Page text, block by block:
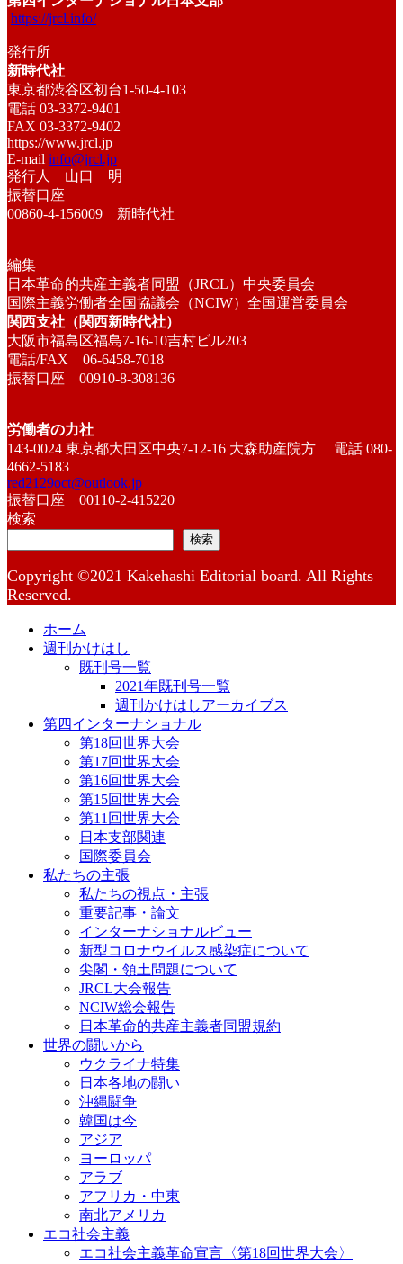
https://jrcl.info/
発行所
新時代社
東京都渋谷区初台1-50-4-103
電話 03-3372-9401
FAX 03-3372-9402
https://www.jrcl.jp
E-mail info@jrcl.jp
発行人 山口 明
振替口座
00860-4-156009 新時代社
編集
日本革命的共産主義者同盟（JRCL）中央委員会
国際主義労働者全国協議会（NCIW）全国運営委員会
関西支社（関西新時代社）
大阪市福島区福島7-16-10吉村ビル203
電話/FAX 06-6458-7018
振替口座 00910-8-308136
労働者の力社
143-0024 東京都大田区中央7-12-16 大森助産院方 電話 080-
4662-5183
red2129oct@outlook.jp
振替口座 00110-2-415220
検索
検索
Copyright ©2021 Kakehashi Editorial board. All Rights
Reserved.
ホーム
週刊かけはし
既刊号一覧
2021年既刊号一覧
週刊かけはしアーカイブス
第四インターナショナル
第18回世界大会
第17回世界大会
第16回世界大会
第15回世界大会
第11回世界大会
日本支部関連
国際委員会
私たちの主張
私たちの視点・主張
重要記事・論文
インターナショナルビュー
新型コロナウイルス感染症について
尖閣・領土問題について
JRCL大会報告
NCIW総会報告
日本革命的共産主義者同盟規約
世界の闘いから
ウクライナ特集
日本各地の闘い
沖縄闘争
韓国は今
アジア
ヨーロッパ
アラブ
アフリカ・中東
南北アメリカ
エコ社会主義
エコ社会主義革命宣言〈第18回世界大会〉